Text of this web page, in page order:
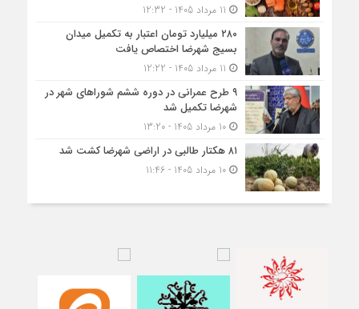
۲۸۰ میلیارد تومان اعتبار به تکمیل میدان
بسیج شهرضا اختصاص یافت
۹ طرح عمرانی در دوره ششم شوراهای شهر در
شهرضا تکمیل شد
10 مرداد 1405 - 13:20
۸۱ هکتار طالبی در اراضی شهرضا کشت شد
10 مرداد 1405 - 11:46